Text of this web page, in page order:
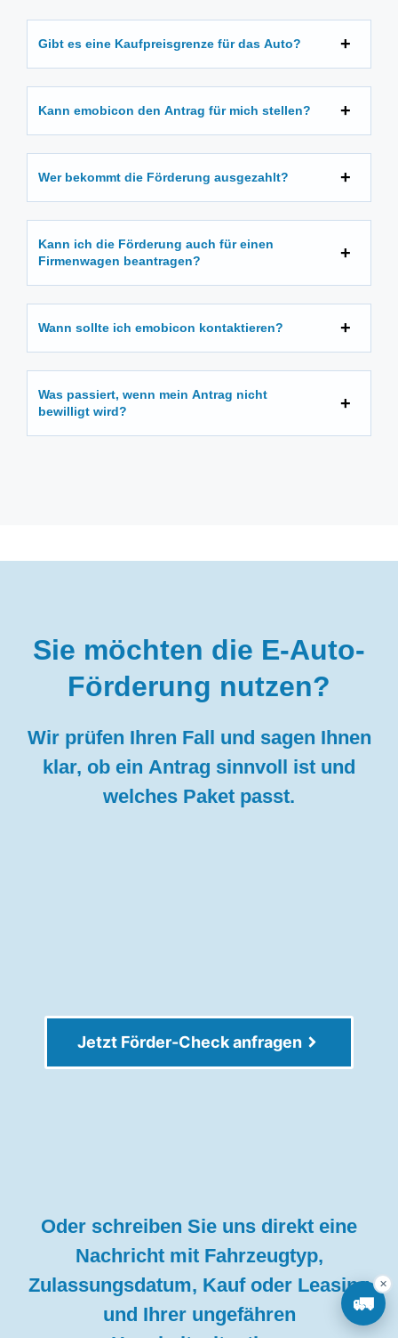
Gibt es eine Kaufpreisgrenze für das Auto?
Kann emobicon den Antrag für mich stellen?
Wer bekommt die Förderung ausgezahlt?
Kann ich die Förderung auch für einen
Firmenwagen beantragen?
Wann sollte ich emobicon kontaktieren?
Was passiert, wenn mein Antrag nicht
bewilligt wird?
Sie möchten die E-Auto-
Förderung nutzen?
Wir prüfen Ihren Fall und sagen Ihnen
klar, ob ein Antrag sinnvoll ist und
welches Paket passt.
Jetzt Förder-Check anfragen
Oder schreiben Sie uns direkt eine
Nachricht mit Fahrzeugtyp,
Zulassungsdatum, Kauf oder Leasing
und Ihrer ungefähren
✕
🚛